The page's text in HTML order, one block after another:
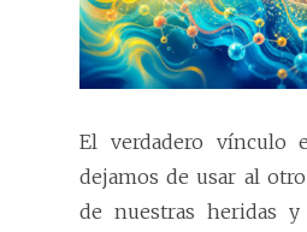
El verdadero vínculo
dejamos de usar al
de nuestras heridas y